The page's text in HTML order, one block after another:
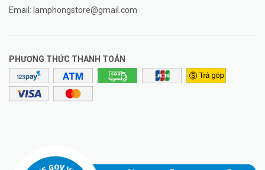
Email: lamphongstore@gmail.com
PHƯƠNG THỨC THANH TOÁN